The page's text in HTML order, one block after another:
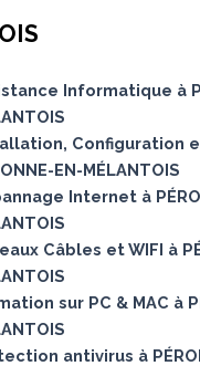
Informatique à
Configuration
EN-MÉLANTOIS
Internet à
Câbles et WIFI à
sur PC & MAC à
antivirus à